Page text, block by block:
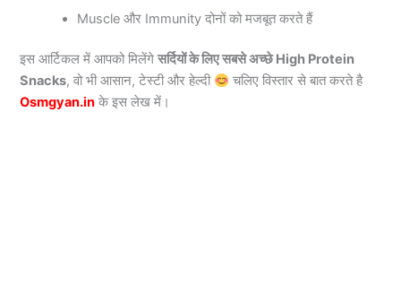
Muscle और Immunity दोनों को मजबूत करते हैं
इस आर्टिकल में आपको मिलेंगेसर्दियों के लिए सबसे अच्छे High Protein
Snacks, वो भी आसान, टेस्टी और हेल्दी
चलिए विस्तार से बात करते है
Osmgyan.in के इस लेख में।